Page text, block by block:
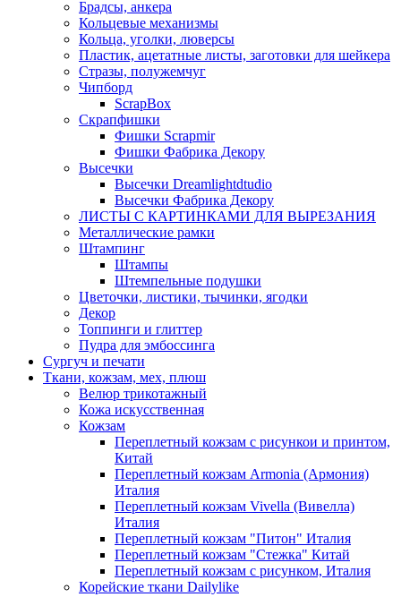
Брадсы, анкера
Кольцевые механизмы
Кольца, уголки, люверсы
Пластик, ацетатные листы, заготовки для шейкера
Стразы, полужемчуг
Чипборд
ScrapBox
Скрапфишки
Фишки Scrapmir
Фишки Фабрика Декору
Высечки
Высечки Dreamlightdtudio
Высечки Фабрика Декору
ЛИСТЫ С КАРТИНКАМИ ДЛЯ ВЫРЕЗАНИЯ
Металлические рамки
Штампинг
Штампы
Штемпельные подушки
Цветочки, листики, тычинки, ягодки
Декор
Топпинги и глиттер
Пудра для эмбоссинга
Сургуч и печати
Ткани, кожзам, мех, плюш
Велюр трикотажный
Кожа искусственная
Кожзам
Переплетный кожзам с рисункои и принтом,
Китай
Переплетный кожзам Armonia (Армония)
Италия
Переплетный кожзам Vivella (Вивелла)
Италия
Переплетный кожзам "Питон" Италия
Переплетный кожзам "Стежка" Китай
Переплетный кожзам с рисунком, Италия
Корейские ткани Dailylike